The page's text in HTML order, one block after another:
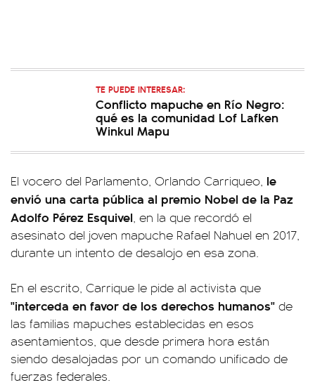
TE PUEDE INTERESAR:
Conflicto mapuche en Río Negro:
qué es la comunidad Lof Lafken
Winkul Mapu
El vocero del Parlamento, Orlando Carriqueo, le
envió una carta pública al premio Nobel de la Paz
Adolfo Pérez Esquivel, en la que recordó el
asesinato del joven mapuche Rafael Nahuel en 2017,
durante un intento de desalojo en esa zona.
En el escrito, Carrique le pide al activista que
"interceda en favor de los derechos humanos" de
las familias mapuches establecidas en esos
asentamientos, que desde primera hora están
siendo desalojadas por un comando unificado de
fuerzas federales.